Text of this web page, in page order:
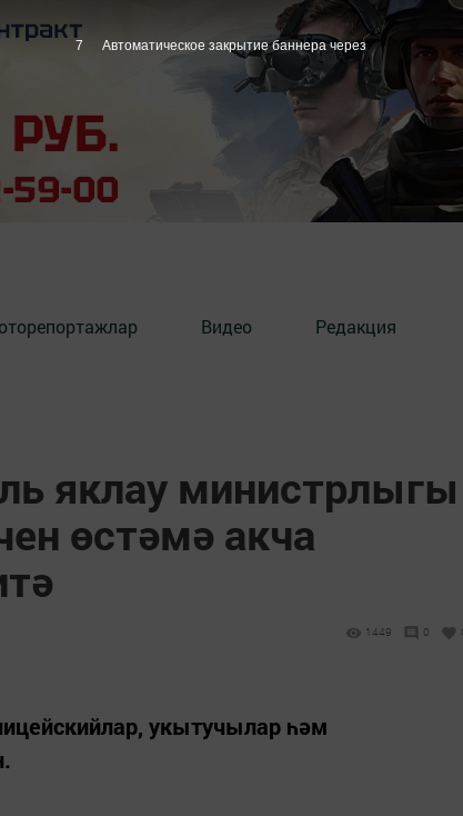
Видео Редакция
яклау министрлыгы
өстәмә акча
1449 0
укытучылар һәм
6 Автоматическое закрытие баннера через